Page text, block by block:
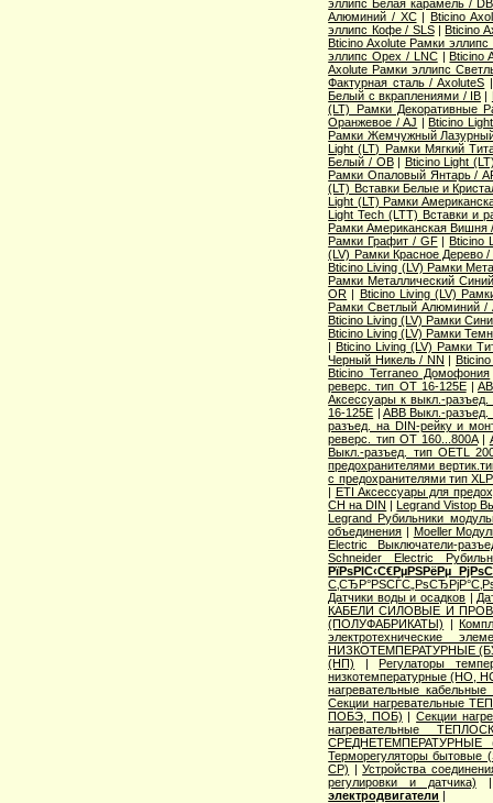
эллипс Белая карамель / DB
Алюминий / XC| Bticino
эллипс Кофе / SLS|Bticino
Bticino Axolute Рамки
эллипс Орех / LNC|Bticino
Axolute Рамки эллипс
Фактурная сталь / AxoluteS
Белый с вкраплениями / IB|
(LT) Рамки Декоративные
Оранжевое / AJ |Bticino
Рамки Жемчужный
Light (LT) Рамки Мягкий
Белый / OB| Bticino Light
Рамки Опаловый Янтарь /
(LT) Вставки Белые и
Light (LT) Рамки
Light Tech (LTT) Вставки и
Рамки Американская Вишня
Рамки Графит / GF|Bticino
(LV) Рамки Красное Дерево /
Bticino Living (LV) Рамки
Рамки Металлический
OR | Bticino Living (LV)
Рамки Светлый Алюминий /
Bticino Living (LV) Рамки
Bticino Living (LV) Рамки
|Bticino Living (LV) Рамки
Черный Никель / NN |
Bticino Terraneo Домофония
реверс. тип OT 16-125E|
Аксессуары к выкл.-разъед.
16-125E | ABB Выкл.-
разъед. на DIN-рейку и
реверс. тип OT 160...800A|
Выкл.-разъед. тип OETL
предохранителями
с предохранителями тип XLP
| ETI Аксессуары для
CH на DIN |Legrand Vistop
Legrand Рубильники
объединения | Moeller
Electric Выключатели-
Schneider Electric
РїРѕРІС‹С€РµРЅРёРµ
Датчики воды и осадков |
КАБЕЛИ СИЛОВЫЕ И
(ПОЛУФАБРИКАТЫ)
|
электротехнические
НИЗКОТЕМПЕРАТУРНЫЕ
(НП)
|Регулаторы
низкотемпературные
нагревательные
Секции нагревательные
ПОБЭ, ПОБ) |Секции
нагревательные
СРЕДНЕТЕМПЕРАТУРНЫЕ
Терморегуляторы бытовые
СР) |Устройства
регулировки и датчика)
электродвигатели |